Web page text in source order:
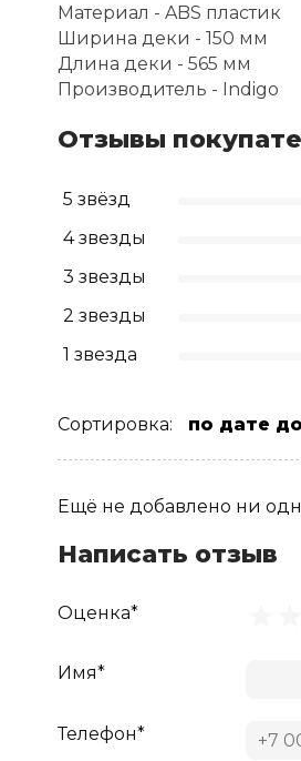
Материал - ABS пластик
Ширина деки - 150 мм
Длина деки - 565 мм
Производитель - Indigo
Отзывы
5 звёзд
4 звезды
3 звезды
2 звезды
1 звезда
Сортировка: по дате
Ещё не добавлено ни
Написать отзыв
Оценка*
Имя*
Телефон*